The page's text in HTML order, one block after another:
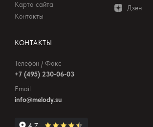
Карта сайта
Контакты
Дзен
КОНТАКТЫ
Телефон / Факс
+7 (495) 230-06-03
Email
info@melody.su